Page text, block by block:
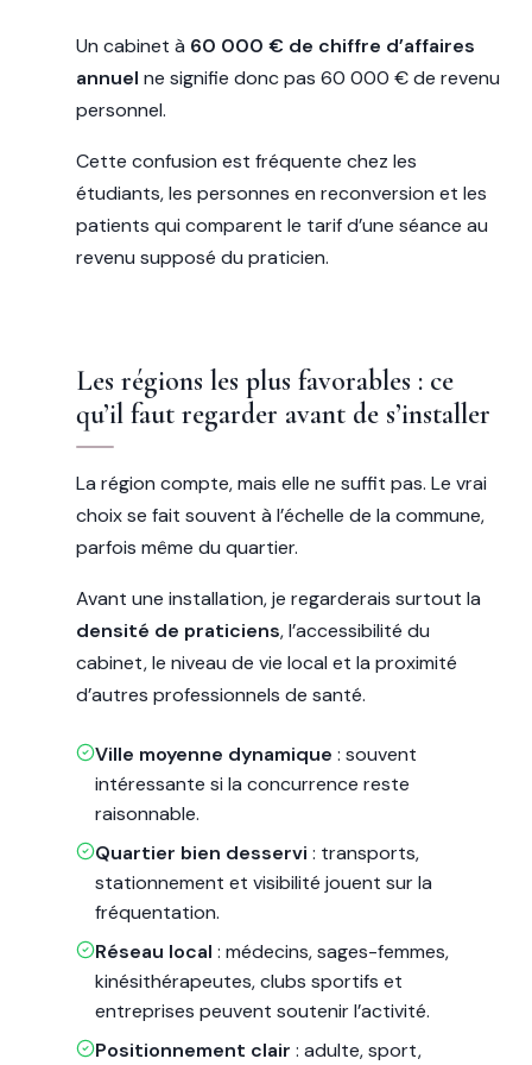
Un cabinet à 60 000 € de chiffre d’affaires
annuel ne signifie donc pas 60 000 € de revenu
personnel.
Cette confusion est fréquente chez les
étudiants, les personnes en reconversion et les
patients qui comparent le tarif d’une séance au
revenu supposé du praticien.
Les régions les plus favorables : ce
qu’il faut regarder avant de s’installer
La région compte, mais elle ne suffit pas. Le vrai
choix se fait souvent à l’échelle de la commune,
parfois même du quartier.
Avant une installation, je regarderais surtout la
densité de praticiens, l’accessibilité du
cabinet, le niveau de vie local et la proximité
d’autres professionnels de santé.
Ville moyenne dynamique : souvent
intéressante si la concurrence reste
raisonnable.
Quartier bien desservi : transports,
stationnement et visibilité jouent sur la
fréquentation.
Réseau local : médecins, sages-femmes,
kinésithérapeutes, clubs sportifs et
entreprises peuvent soutenir l’activité.
Positionnement clair : adulte, sport,